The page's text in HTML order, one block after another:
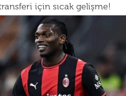
için sıcak gelişme!